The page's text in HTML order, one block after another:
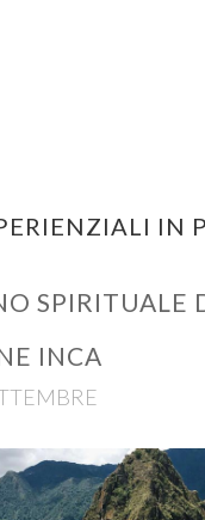
IN
SPIRITUALE
INCA